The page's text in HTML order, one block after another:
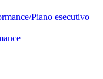
Piano esecutivo